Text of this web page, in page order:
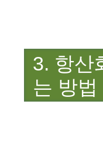
3. 항산
는 방법